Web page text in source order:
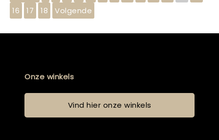
16
17 18 Volgende
Onze winkels
Vind hier onze winkels